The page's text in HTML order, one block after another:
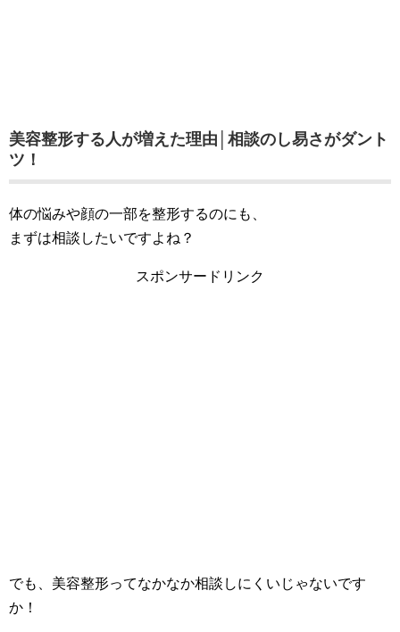
美容整形する人が増えた理由│相談のし易さがダント
ツ！
体の悩みや顔の一部を整形するのにも、
まずは相談したいですよね？
スポンサードリンク
でも、美容整形ってなかなか相談しにくいじゃないです
か！